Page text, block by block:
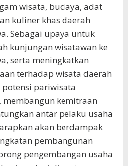
wisata, budaya, adat
kuliner khas daerah
Sebagai upaya untuk
kunjungan wisatawan ke
serta meningkatkan
terhadap wisata daerah
pariwisata
membangun kemitraan
antar pelaku usaha
akan berdampak
pembangunan
pengembangan usaha